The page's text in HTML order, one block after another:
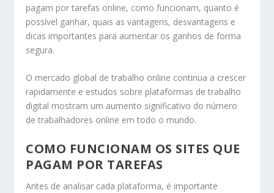
pagam por tarefas online, como funcionam, quanto é
possível ganhar, quais as vantagens, desvantagens e
dicas importantes para aumentar os ganhos de forma
segura.
O mercado global de trabalho online continua a crescer
rapidamente e estudos sobre plataformas de trabalho
digital mostram um aumento significativo do número
de trabalhadores online em todo o mundo.
COMO FUNCIONAM OS SITES QUE
PAGAM POR TAREFAS
Antes de analisar cada plataforma, é importante